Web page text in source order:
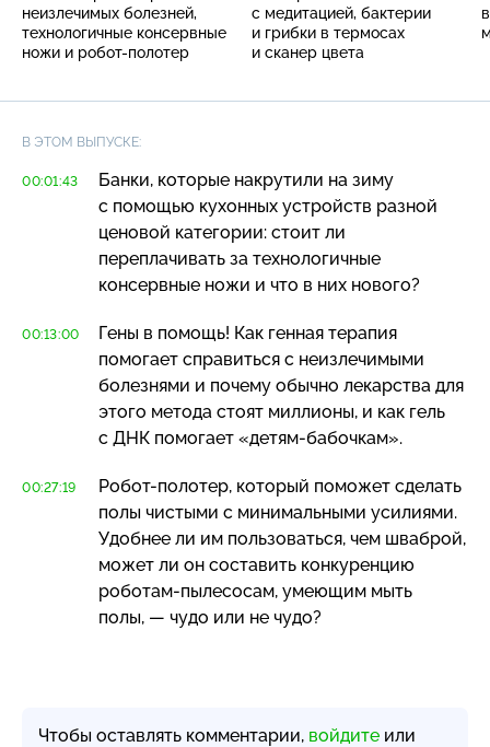
неизлечимых болезней,
технологичные консервные
ножи и робот-полотер
с медитацией, бактерии
и грибки в термосах
и сканер цвета
В ЭТОМ ВЫПУСКЕ:
00:01:43
Банки, которые накрутили на зиму
с помощью кухонных устройств разной
ценовой категории: стоит ли
переплачивать за технологичные
консервные ножи и что в них нового?
00:13:00
Гены в помощь! Как генная терапия
помогает справиться с неизлечимыми
болезнями и почему обычно лекарства для
этого метода стоят миллионы, и как гель
с ДНК помогает «детям-бабочкам».
00:27:19 Робот-полотер, который поможет сделать
полы чистыми с минимальными усилиями.
Удобнее ли им пользоваться, чем шваброй,
может ли он составить конкуренцию
роботам-пылесосам, умеющим мыть
полы, — чудо или не чудо?
Чтобы оставлять комментарии, войдите или